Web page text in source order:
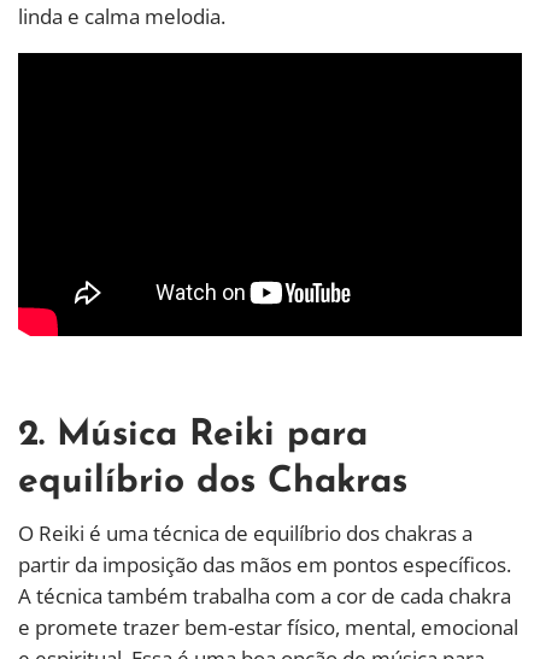
linda e calma melodia.
2. Música Reiki para
equilíbrio dos Chakras
O Reiki é uma técnica de equilíbrio dos chakras a
partir da imposição das mãos em pontos específicos.
A técnica também trabalha com a cor de cada chakra
e promete trazer bem-estar físico, mental, emocional